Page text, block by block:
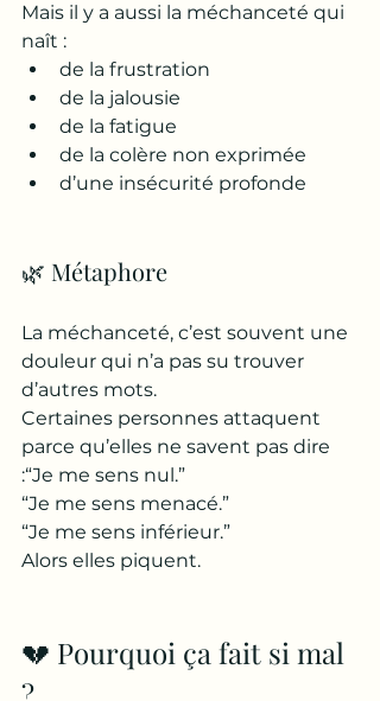
Mais il y a aussi la méchanceté qui
naît :
de la frustration
de la jalousie
de la fatigue
de la colère non exprimée
d’une insécurité profonde
🌿 Métaphore
La méchanceté, c’est souvent une
douleur qui n’a pas su trouver
d’autres mots.
Certaines personnes attaquent
parce qu’elles ne savent pas dire
:“Je me sens nul.”
“Je me sens menacé.”
“Je me sens inférieur.”
Alors elles piquent.
💔 Pourquoi ça fait si mal